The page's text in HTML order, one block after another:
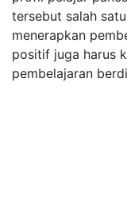
tersebut salah
menerapkan
positif juga harus
pembelajaran